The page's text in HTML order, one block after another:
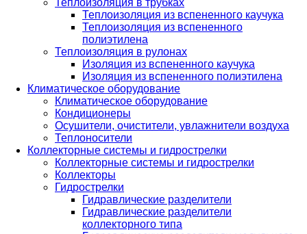
Теплоизоляция в трубках
Теплоизоляция из вспененного каучука
Теплоизоляция из вспененного
полиэтилена
Теплоизоляция в рулонах
Изоляция из вспененного каучука
Изоляция из вспененного полиэтилена
Климатическое оборудование
Климатическое оборудование
Кондиционеры
Осушители, очистители, увлажнители воздуха
Теплоносители
Коллекторные системы и гидрострелки
Коллекторные системы и гидрострелки
Коллекторы
Гидрострелки
Гидравлические разделители
Гидравлические разделители
коллекторного типа